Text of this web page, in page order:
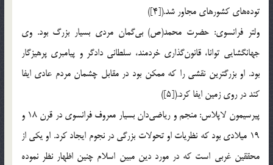
توده‌هاي كشورهاي مجاور شد.([4])
ولتر فرانسوي: حضرت محمد(ص) بي‌گمان مردي بسيار بزرگ بود. وي
جهانگشايي توانا، قانون‌گذاري خردمند، سلطاني دادگر و پيامبري پرهيزگار
بود. او بزرگترين نقشي را كه ممكن بود در مقابل چشمان مردم عادي ايفا
كند در روي زمين ايفا كرد.([5])
پيرسيمون لاپلاس: منجم و رياضي‌دان بسيار معروف فرانسوي در قرن 18 و
19 ميلادي بود كه نظريات او تحولات بزرگي در نجوم ايجاد كرد. او يكي از
محققين غربي است كه در مورد دين مبين اسلام چنين اظهار نظر نموده